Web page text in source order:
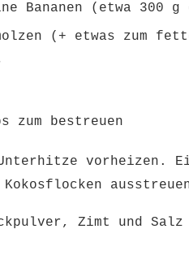
Bananen (etwa 300 g
(+ etwas zum
zum bestreuen
vorheizen.
Zimt und